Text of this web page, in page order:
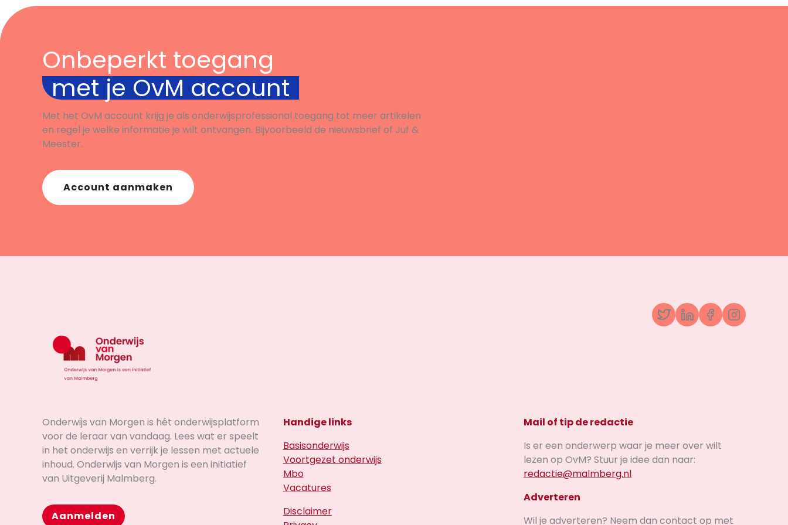
FêtonsencorelaFrancophonie
DA-Actu-5v-november-2018-
leerling-
FêtonsencorelaFrancophonie
Docent: DA-Actu-3hv-
november-2018-Docent-
FêtonsencorelaFrancophonie
Docent-
FêtonsencorelaFrancophonie
DA-Actu-5v-november-2018-
Docent-
Onbeperkt toegang
met je OvM account
Met het OvM account krijg je als onderwijsprofessional toegang tot meer artikelen
en regel je welke informatie je wilt ontvangen. Bijvoorbeeld de nieuwsbrief of Juf &
Meester.
Account aanmaken
TwitterLinkedInFacebook
Onderwijs van Morgen is hét onderwijsplatform
voor de leraar van vandaag. Lees wat er speelt
in het onderwijs en verrijk je lessen met actuele
inhoud. Onderwijs van Morgen is een initiatief
van Uitgeverij Malmberg.
Aanmelden
Handige links
Basisonderwijs
Voortgezet onderwijs
Mbo
Vacatures
Disclaimer
Mail of tip de redactie
Is er een onderwerp waar je meer over wilt
lezen op OvM? Stuur je idee dan naar:
redactie@malmberg.nl
Adverteren
Wil je adverteren? Neem dan contact op met